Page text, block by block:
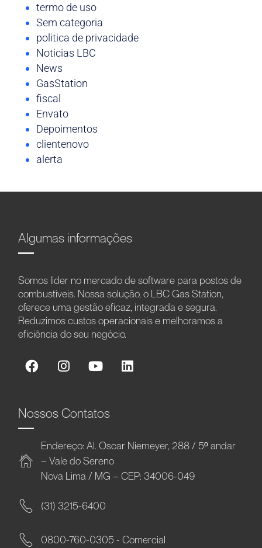
termo de uso
Sem categoria
politica de privacidade
Noticias LBC
News
GasStation
fiscal
Envato
Depoimentos
clientenovo
alerta
Algumas informações
Somos líder no mercado de software para postos de
combustíveis. Nossa solução, o LBC Gas Station,
oferece uma gestão eficaz, integrada e segura.
Reduzimos custos operacionais e melhoramos a
eficiência do seu negócio.
Nossos Contatos
Endereço: Al. Oscar Niemeyer, 288 / 5º andar
– Vale do Sereno
Nova Lima / MG – CEP: 34006-049
(31) 3215-6400
0800-760-0305 - Comercial